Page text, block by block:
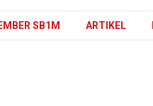
SB1M ARTIKEL